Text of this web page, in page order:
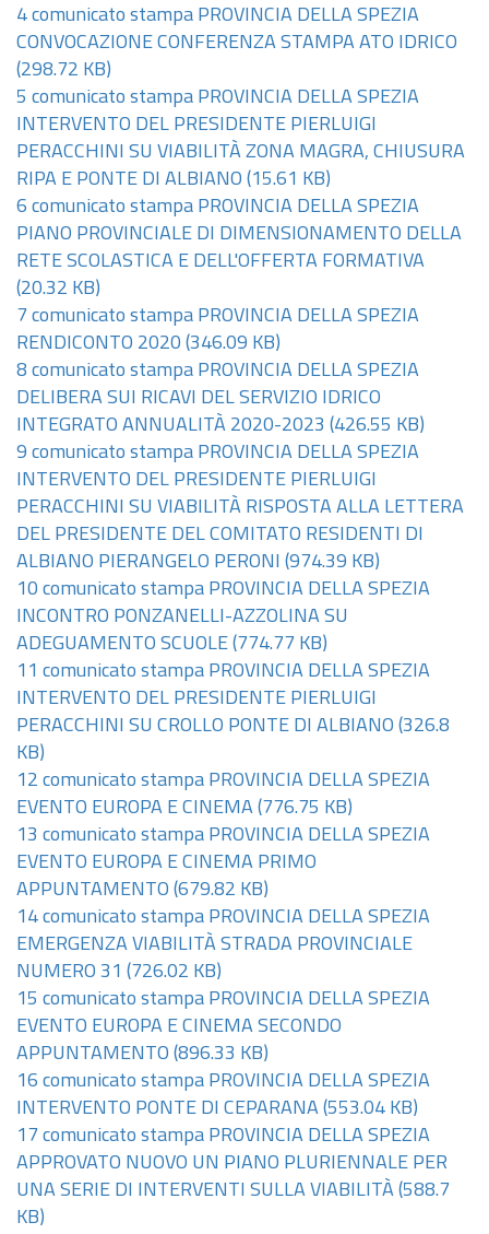
4 comunicato stampa PROVINCIA DELLA SPEZIA
CONVOCAZIONE CONFERENZA STAMPA ATO IDRICO
(298.72 KB)
5 comunicato stampa PROVINCIA DELLA SPEZIA
INTERVENTO DEL PRESIDENTE PIERLUIGI
PERACCHINI SU VIABILITÀ ZONA MAGRA, CHIUSURA
RIPA E PONTE DI ALBIANO (15.61 KB)
6 comunicato stampa PROVINCIA DELLA SPEZIA
PIANO PROVINCIALE DI DIMENSIONAMENTO DELLA
RETE SCOLASTICA E DELL'OFFERTA FORMATIVA
(20.32 KB)
7 comunicato stampa PROVINCIA DELLA SPEZIA
RENDICONTO 2020 (346.09 KB)
8 comunicato stampa PROVINCIA DELLA SPEZIA
DELIBERA SUI RICAVI DEL SERVIZIO IDRICO
INTEGRATO ANNUALITÀ 2020-2023 (426.55 KB)
9 comunicato stampa PROVINCIA DELLA SPEZIA
INTERVENTO DEL PRESIDENTE PIERLUIGI
PERACCHINI SU VIABILITÀ RISPOSTA ALLA LETTERA
DEL PRESIDENTE DEL COMITATO RESIDENTI DI
ALBIANO PIERANGELO PERONI (974.39 KB)
10 comunicato stampa PROVINCIA DELLA SPEZIA
INCONTRO PONZANELLI-AZZOLINA SU
ADEGUAMENTO SCUOLE (774.77 KB)
11 comunicato stampa PROVINCIA DELLA SPEZIA
INTERVENTO DEL PRESIDENTE PIERLUIGI
PERACCHINI SU CROLLO PONTE DI ALBIANO (326.8
KB)
12 comunicato stampa PROVINCIA DELLA SPEZIA
EVENTO EUROPA E CINEMA (776.75 KB)
13 comunicato stampa PROVINCIA DELLA SPEZIA
EVENTO EUROPA E CINEMA PRIMO
APPUNTAMENTO (679.82 KB)
14 comunicato stampa PROVINCIA DELLA SPEZIA
EMERGENZA VIABILITÀ STRADA PROVINCIALE
NUMERO 31 (726.02 KB)
15 comunicato stampa PROVINCIA DELLA SPEZIA
EVENTO EUROPA E CINEMA SECONDO
APPUNTAMENTO (896.33 KB)
16 comunicato stampa PROVINCIA DELLA SPEZIA
INTERVENTO PONTE DI CEPARANA (553.04 KB)
17 comunicato stampa PROVINCIA DELLA SPEZIA
APPROVATO NUOVO UN PIANO PLURIENNALE PER
UNA SERIE DI INTERVENTI SULLA VIABILITÀ (588.7
KB)